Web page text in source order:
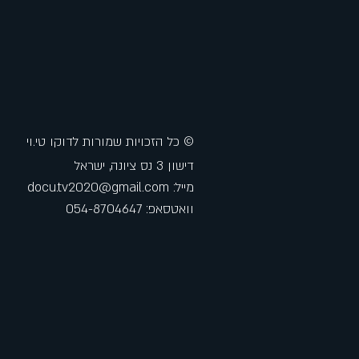
© כל הזכויות שמורות לדוקו טי.וי
דישון 3 נס ציונה, ישראל
מייל: docu.tv2020@gmail.com
וואטסאפ: 054-8704647